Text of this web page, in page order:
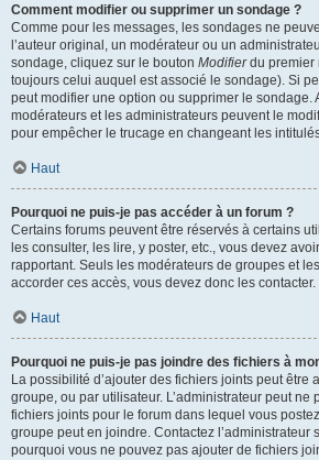
Comment modifier ou supprimer un sondage ?
Comme pour les messages, les sondages ne
l’auteur original, un modérateur ou un
sondage, cliquez sur le bouton Modifierdu premier
toujours celui auquel est associé le sondage). Si
peut modifier une option ou supprimer le sondage.
modérateurs et les administrateurs peuvent le
pour empêcher le trucage en changeant les
Haut
Pourquoi ne puis-je pas accéder à un forum ?
Certains forums peuvent être réservés à certains
les consulter, les lire, y poster, etc., vous devez
rapportant. Seuls les modérateurs de groupes et
accorder ces accès, vous devez donc les contacter.
Haut
Pourquoi ne puis-je pas joindre des fichiers à
La possibilité d’ajouter des fichiers joints peut être
groupe, ou par utilisateur. L’administrateur peut ne
fichiers joints pour le forum dans lequel vous
groupe peut en joindre. Contactez l’administrateur
pourquoi vous ne pouvez pas ajouter de fichiers